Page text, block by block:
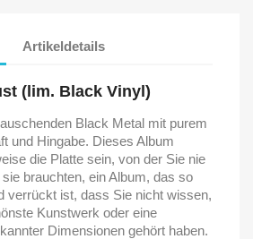
Artikeldetails
(lim. Black Vinyl)
Black Metal mit purem
und Hingabe. Dieses Album
die Platte sein, von der Sie nie
brauchten, ein Album, das so
verrückt ist, dass Sie nicht wissen,
Kunstwerk oder eine
Dimensionen gehört haben.